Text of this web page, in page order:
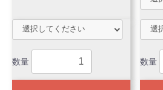
数量 数量